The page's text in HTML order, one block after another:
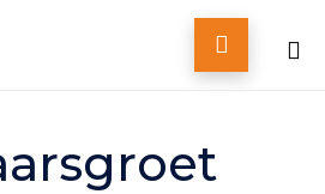

content